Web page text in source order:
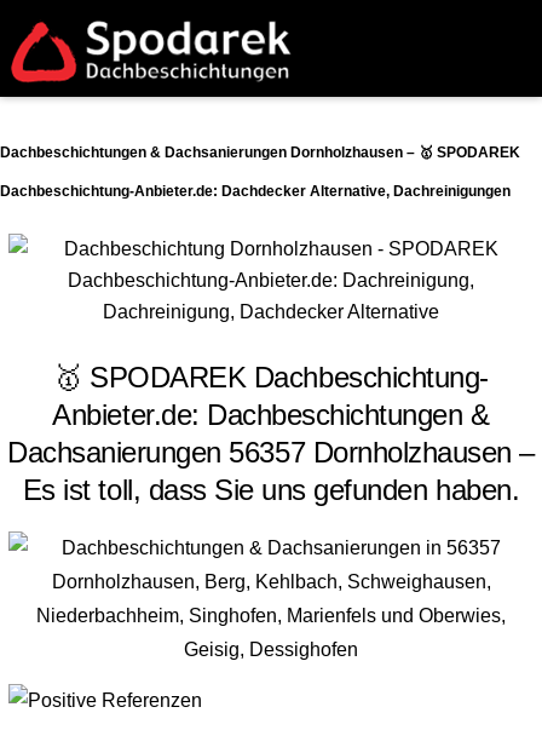
Dachbeschichtungen & Dachsanierungen Dornholzhausen – 🥇 SPODAREK
Dachbeschichtung-Anbieter.de: Dachdecker Alternative, Dachreinigungen
🥇 SPODAREK Dachbeschichtung-
Anbieter.de: Dachbeschichtungen &
Dachsanierungen 56357 Dornholzhausen –
Es ist toll, dass Sie uns gefunden haben.